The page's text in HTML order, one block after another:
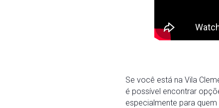
Se você está na Vila
é possível encontrar
especialmente para